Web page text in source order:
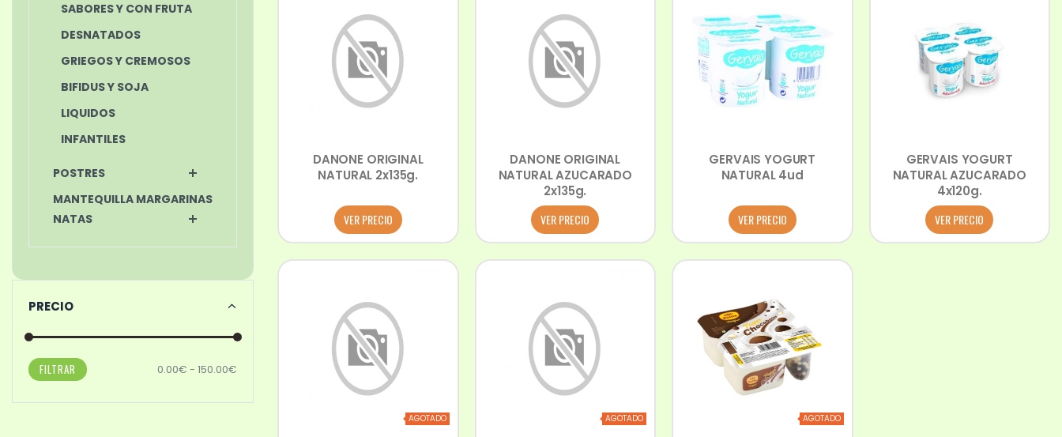
DANONE ORIGINAL
NATURAL 2x135g.
VER PRECIO
DANONE ORIGINAL
NATURAL AZUCARADO
2x135g.
VER PRECIO
GERVAIS YOGURT
NATURAL 4ud
VER PRECIO
GERVAIS YOGURT
NATURAL AZUCARADO
4x120g.
VER PRECIO
AGOTADO AGOTADO AGOTADO
SABORES Y CON FRUTA
DESNATADOS
GRIEGOS Y CREMOSOS
BIFIDUS Y SOJA
LIQUIDOS
INFANTILES
POSTRES
MANTEQUILLA MARGARINAS
NATAS
PRECIO
FILTRAR 0.00€ - 150.00€